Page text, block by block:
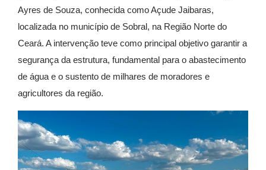
Ayres de Souza, conhecida como Açude Jaibaras,
localizada no município de Sobral, na Região Norte do
Ceará. A intervenção teve como principal objetivo garantir a
segurança da estrutura, fundamental para o abastecimento
de água e o sustento de milhares de moradores e
agricultores da região.